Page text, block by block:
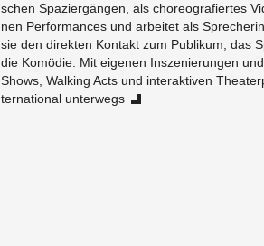
schen Spa­zier­gän­gen, als cho­reo­gra­fier­tes
nen Per­for­man­ces und ar­bei­tet als
sie den di­rek­ten Kon­takt zum Pu­bli­kum, das
die Ko­mö­die. Mit ei­ge­nen In­sze­nie­run­gen
Shows, Wal­king Acts und in­ter­ak­ti­ven
ter­na­tio­nal un­ter­wegs